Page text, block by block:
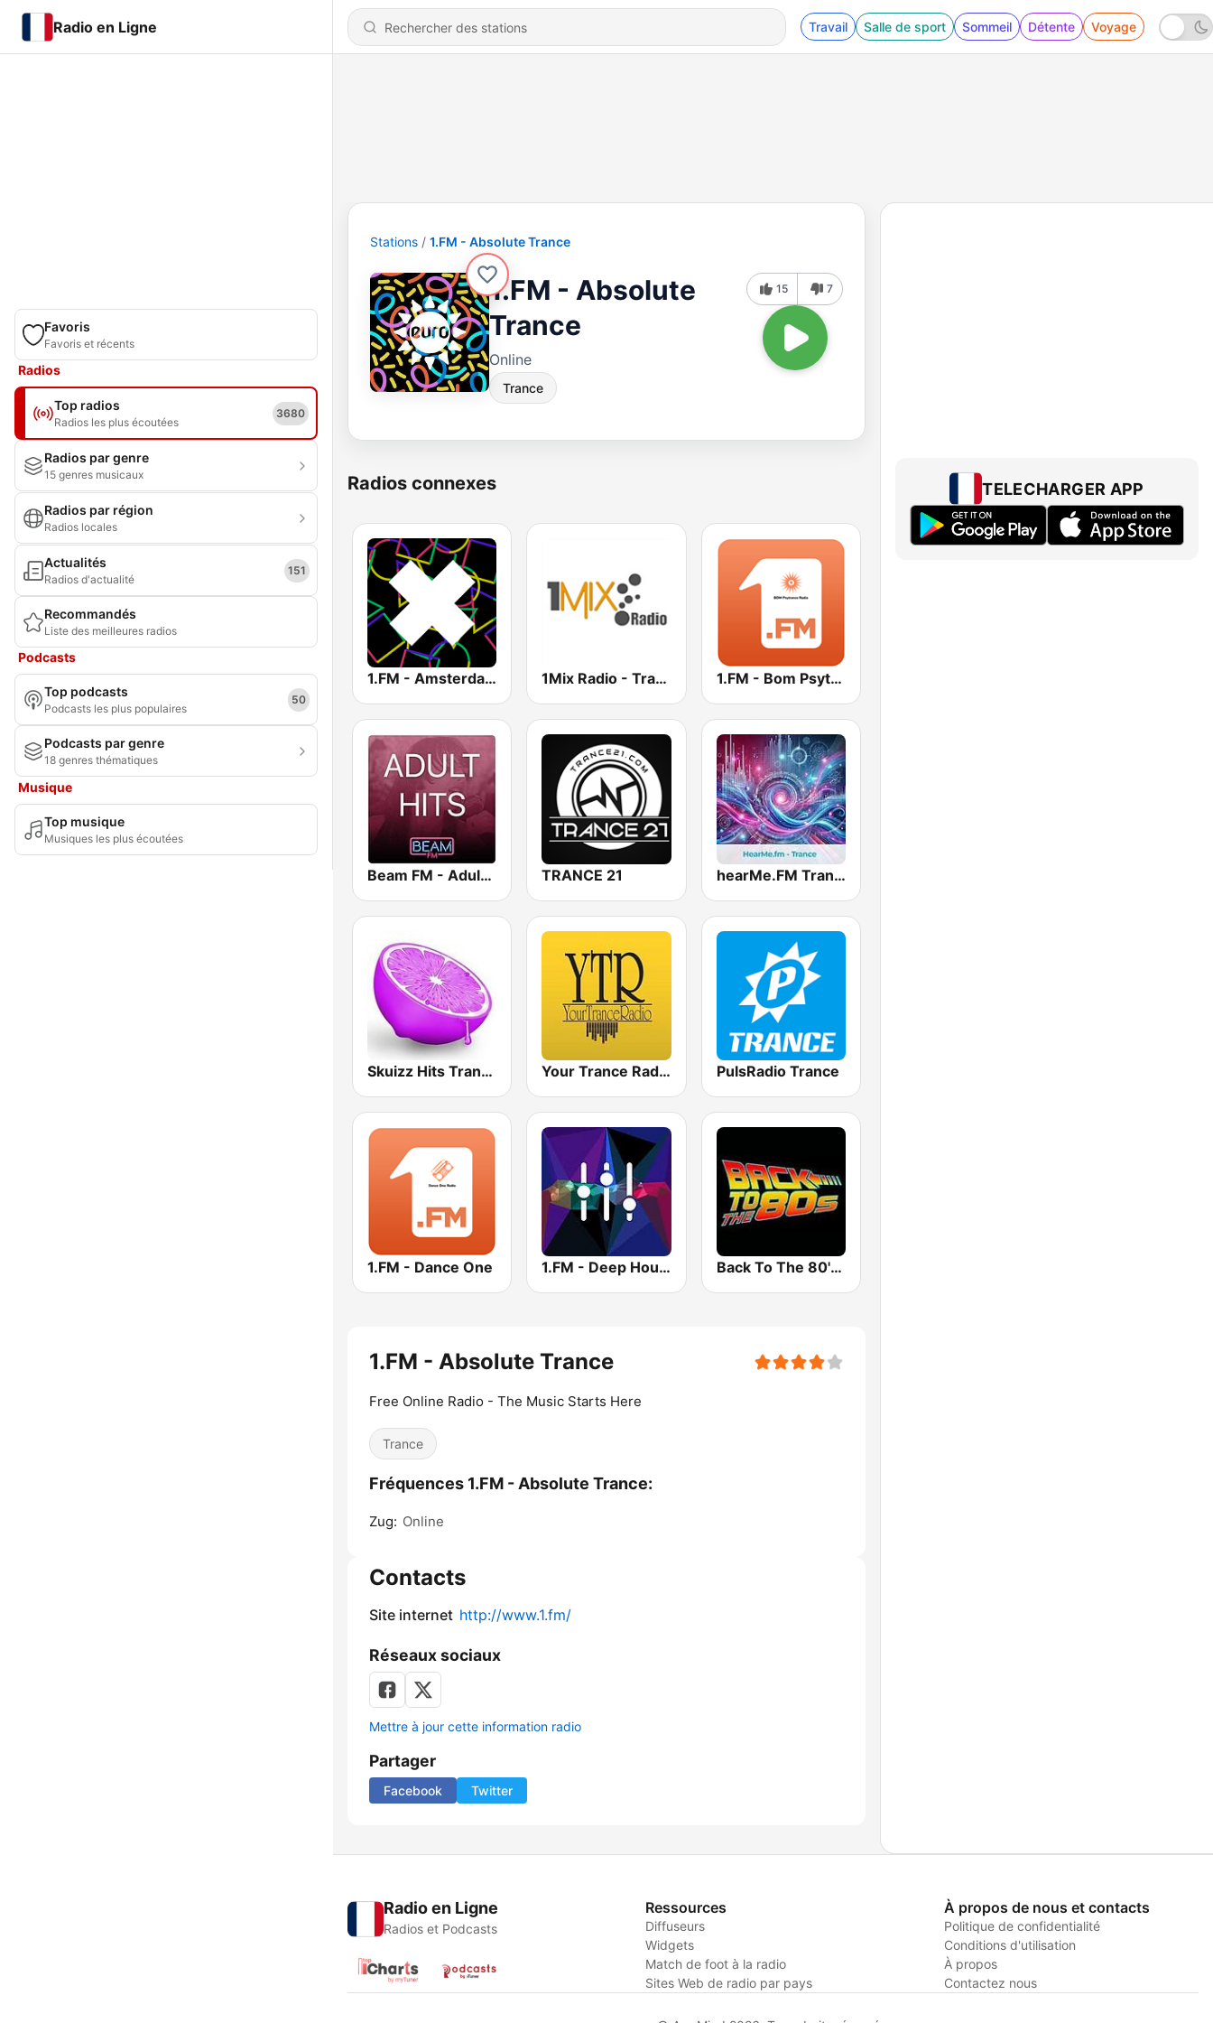
Radio en Ligne Travail Salle de sport Sommeil Détente Voyage
Favoris
Favoris et récents
Radios
Top radios
Radios les plus écoutées
3680
Radios par genre
15 genres musicaux
Radios par région
Radios locales
Actualités
Radios d'actualité
151
Recommandés
Liste des meilleures radios
Podcasts
Top podcasts
Podcasts les plus populaires
50
Podcasts par genre
18 genres thématiques
Musique
Top musique
Musiques les plus écoutées
Stations 1.FM - Absolute Trance
1.FM - Absolute
Trance
Online
Trance
15 7
Radios connexes
1.FM - Amsterdam Trance 1Mix Radio - Trance 1.FM - Bom Psytrance
Beam FM - Adult Hits TRANCE 21 hearMe.FM Trance
Skuizz Hits Trance Your Trance Radio PulsRadio Trance
1.FM - Dance One 1.FM - Deep House Back To The 80's Radio
1.FM - Absolute Trance
Free Online Radio - The Music Starts Here
Trance
Fréquences 1.FM - Absolute Trance:
Zug: Online
Contacts
Site internet http://www.1.fm/
Réseaux sociaux
Mettre à jour cette information radio
Partager
Facebook Twitter
TELECHARGER APP
Radio en Ligne
Radios et Podcasts
Ressources
Diffuseurs
Widgets
Match de foot à la radio
Sites Web de radio par pays
À propos de nous et contacts
Politique de confidentialité
Conditions d'utilisation
À propos
Contactez nous